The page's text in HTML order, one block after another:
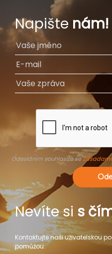
Napište nám!
Odesláním souhlasíte se
Nevíte si s
Kontaktujte naši uživatelskou
pomůžou.